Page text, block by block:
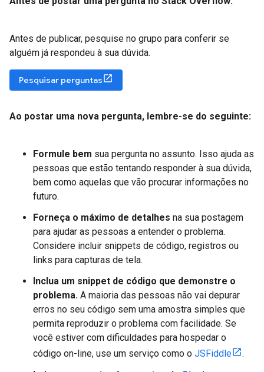
Antes de publicar, pesquise no grupo para conferir se
alguém já respondeu à sua dúvida.
Pesquisar perguntas
Ao postar uma nova pergunta, lembre-se do seguinte:
Formule bem sua pergunta no assunto. Isso ajuda as
pessoas que estão tentando responder à sua dúvida,
bem como aquelas que vão procurar informações no
futuro.
Forneça o máximo de detalhes na sua postagem
para ajudar as pessoas a entender o problema.
Considere incluir snippets de código, registros ou
links para capturas de tela.
Inclua um snippet de código que demonstre o
problema. A maioria das pessoas não vai depurar
erros no seu código sem uma amostra simples que
permita reproduzir o problema com facilidade. Se
você estiver com dificuldades para hospedar o
código on-line, use um serviço como o JSFiddle
.